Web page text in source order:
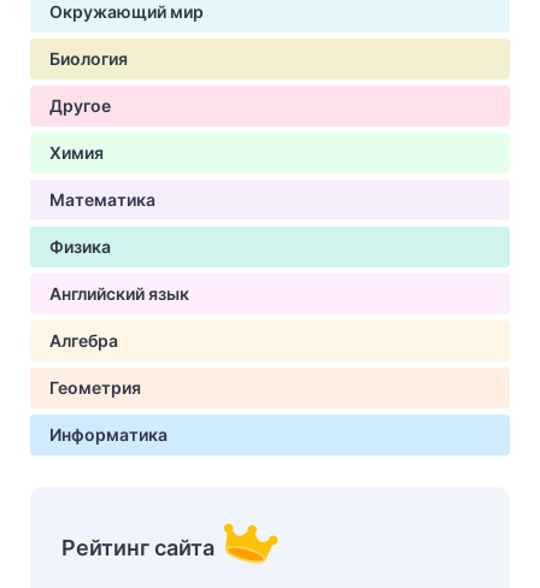
Окружающий мир
Биология
Другое
Химия
Математика
Физика
Английский язык
Алгебра
Геометрия
Информатика
Рейтинг сайта